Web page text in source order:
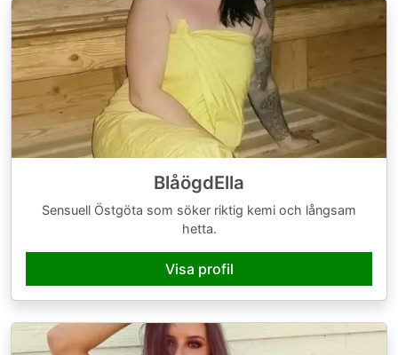
BlåögdElla
Sensuell Östgöta som söker riktig kemi och långsam
hetta.
Visa profil